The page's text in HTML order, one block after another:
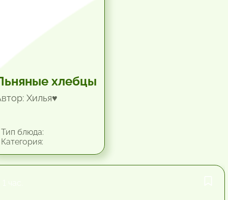
хлебцы
Хилья♥
блюда: